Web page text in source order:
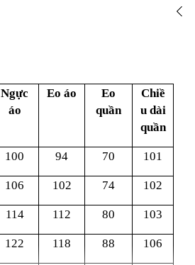
Ngực
áo
Eo áo
Eo
quần
Chiề
u dài
quần
100 94 70 101
106 102 74 102
114 112 80 103
122 118 88 106